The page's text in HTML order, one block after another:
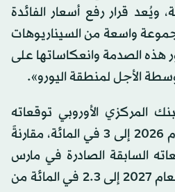
قرار رفع أسعار الفائدة
واسعة من السيناريوهات
هذه الصدمة وانعكاساتها على
الأجل لمنطقة اليورو».
المركزي الأوروبي توقعاته
لمعدل التضخم خلال عام 2026 إلى 3 في المائة، مقارنةً
السابقة الصادرة في مارس
(آذار)، كما رفع توقعاته لعام 2027 إلى 2.3 في المائة من